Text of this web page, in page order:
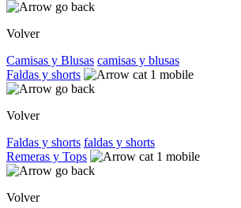
Volver
Camisas y Blusas camisas y blusas
Faldas y shorts
Volver
Faldas y shorts faldas y shorts
Remeras y Tops
Volver